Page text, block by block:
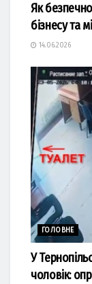
Як
бізнесу та
14.06.2026
ГОЛОВНЕ
У
чоловік: